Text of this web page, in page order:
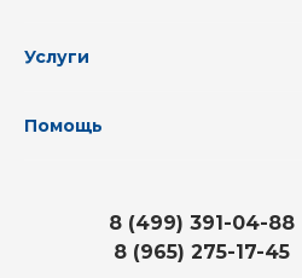
Услуги
Помощь
8 (499) 391-04-88
8 (965) 275-17-45